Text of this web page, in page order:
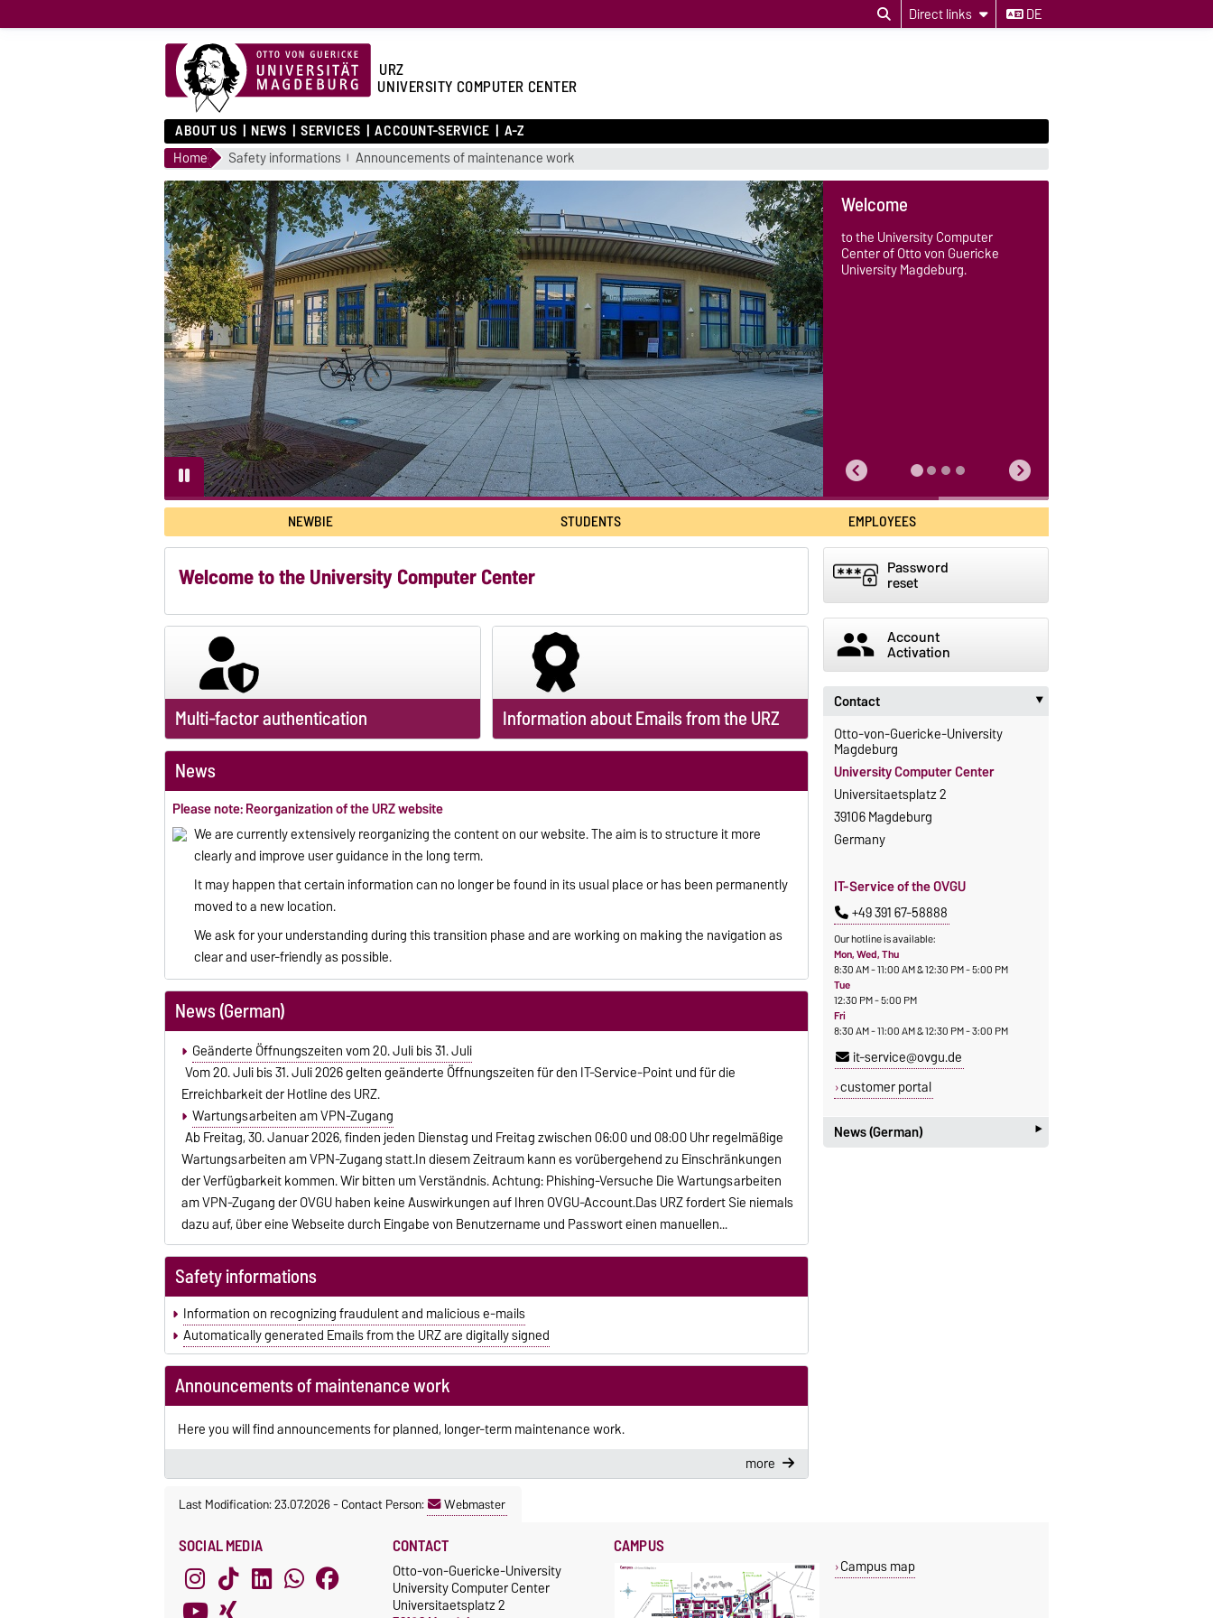
Direct links DE
URZ
UNIVERSITY COMPUTER CENTER
ABOUT US NEWS SERVICES ACCOUNT-SERVICE A-Z
Home Safety informations Announcements of maintenance work
Welcome
to the University Computer
Center of Otto von Guericke
University Magdeburg.
NEWBIE STUDENTS EMPLOYEES
Welcome to the University Computer Center
Multi-factor authentication
Information about Emails from the URZ
News
Please note: Reorganization of the URZ website
We are currently extensively reorganizing the content on our website. The aim is to structure it more
clearly and improve user guidance in the long term.
It may happen that certain information can no longer be found in its usual place or has been permanently
moved to a new location.
We ask for your understanding during this transition phase and are working on making the navigation as
clear and user-friendly as possible.
News (German)
Geänderte Öffnungszeiten vom 20. Juli bis 31. Juli
Vom 20. Juli bis 31. Juli 2026 gelten geänderte Öffnungszeiten für den IT-Service-Point und für die
Erreichbarkeit der Hotline des URZ.
Wartungsarbeiten am VPN-Zugang
Ab Freitag, 30. Januar 2026, finden jeden Dienstag und Freitag zwischen 06:00 und 08:00 Uhr regelmäßige
Wartungsarbeiten am VPN-Zugang statt.In diesem Zeitraum kann es vorübergehend zu Einschränkungen
der Verfügbarkeit kommen. Wir bitten um Verständnis. Achtung: Phishing-Versuche Die Wartungsarbeiten
am VPN-Zugang der OVGU haben keine Auswirkungen auf Ihren OVGU-Account.Das URZ fordert Sie niemals
dazu auf, über eine Webseite durch Eingabe von Benutzername und Passwort einen manuellen...
Safety informations
Information on recognizing fraudulent and malicious e-mails
Automatically generated Emails from the URZ are digitally signed
Announcements of maintenance work
Here you will find announcements for planned, longer-term maintenance work.
more
Contact ‣
Otto-von-Guericke-University
Magdeburg
University Computer Center
Universitaetsplatz 2
39106 Magdeburg
Germany
IT-Service of the OVGU
+49 391 67-58888
Our hotline is available:
Mon, Wed, Thu
8:30 AM - 11:00 AM & 12:30 PM - 5:00 PM
Tue
12:30 PM - 5:00 PM
Fri
8:30 AM - 11:00 AM & 12:30 PM - 3:00 PM
it-service@ovgu.de
customer portal
News (German) ‣
group Account
Activation
Password
reset
Last Modification: 23.07.2026-Contact Person: Webmaster
SOCIAL MEDIA CONTACT
Otto-von-Guericke-University
University Computer Center
Universitaetsplatz 2
CAMPUS
Campus map